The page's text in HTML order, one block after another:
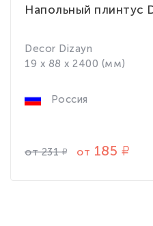
Напольный плинтус
Decor Dizayn
19 x 88 x 2400 (мм)
Россия
от231 от 185